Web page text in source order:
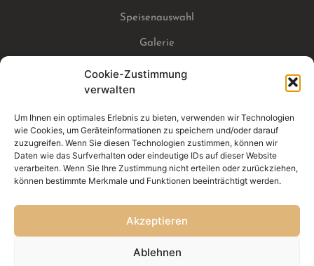
Cookie-Zustimmung
verwalten
Um Ihnen ein optimales Erlebnis zu bieten, verwenden wir Technologien
wie Cookies, um Geräteinformationen zu speichern und/oder darauf
zuzugreifen. Wenn Sie diesen Technologien zustimmen, können wir
Daten wie das Surfverhalten oder eindeutige IDs auf dieser Website
verarbeiten. Wenn Sie Ihre Zustimmung nicht erteilen oder zurückziehen,
können bestimmte Merkmale und Funktionen beeinträchtigt werden.
Akzeptieren
Ablehnen
Speisenauswahl
Galerie
Partner
Impressum
Datenschutz
0176 70 80 97 08